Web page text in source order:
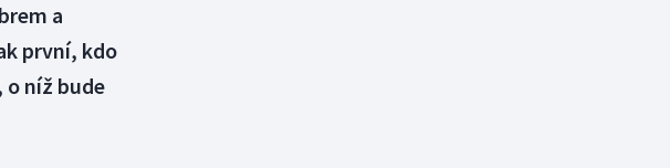
a
první, kdo
o níž bude